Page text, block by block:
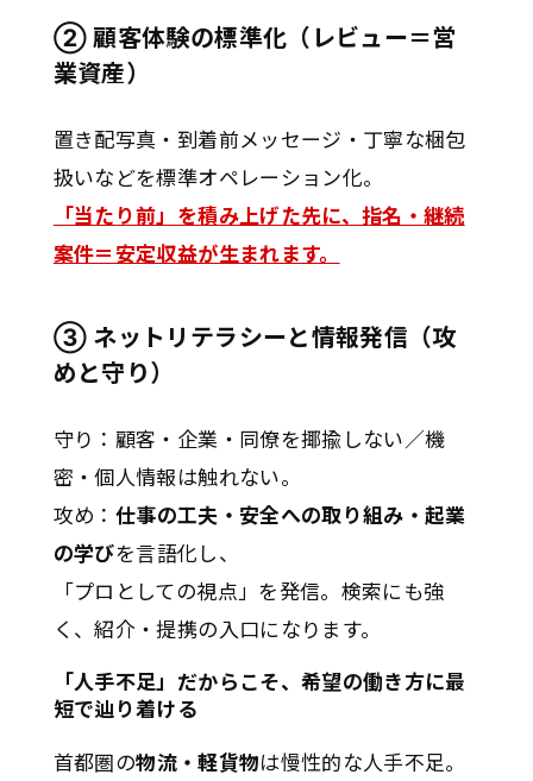
② 顧客体験の標準化（レビュー＝営
業資産）
置き配写真・到着前メッセージ・丁寧な梱包
扱いなどを標準オペレーション化。
「当たり前」を積み上げた先に、指名・継続
案件＝安定収益が生まれます。
③ ネットリテラシーと情報発信（攻
めと守り）
守り：顧客・企業・同僚を揶揄しない／機
密・個人情報は触れない。
攻め： 仕事の工夫・安全への取り組み・起業
の学びを言語化し、
「プロとしての視点」を発信。検索にも強
く、紹介・提携の入口になります。
「人手不足」だからこそ、希望の働き方に最
短で辿り着ける
首都圏の物流・軽貨物は慢性的な人手不足。